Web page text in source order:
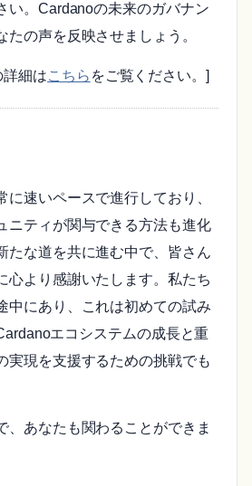
い。Cardanoの未来のガバナン
たの声を反映させましょう。
詳細はこちら をご覧ください。]
に速いペースで進行しており、
ニティが関与できる方法も進化
たな道を共に進む中で、皆さん
心より感謝いたします。私たち
中にあり、これは初めての試み
エコシステムの成長と重
実現を支援するための挑戦でも
、あなたも関わることができま